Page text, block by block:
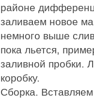
районе
заливаем новое
немного выше
пока льется,
заливной пробки.
коробку.
Сборка.